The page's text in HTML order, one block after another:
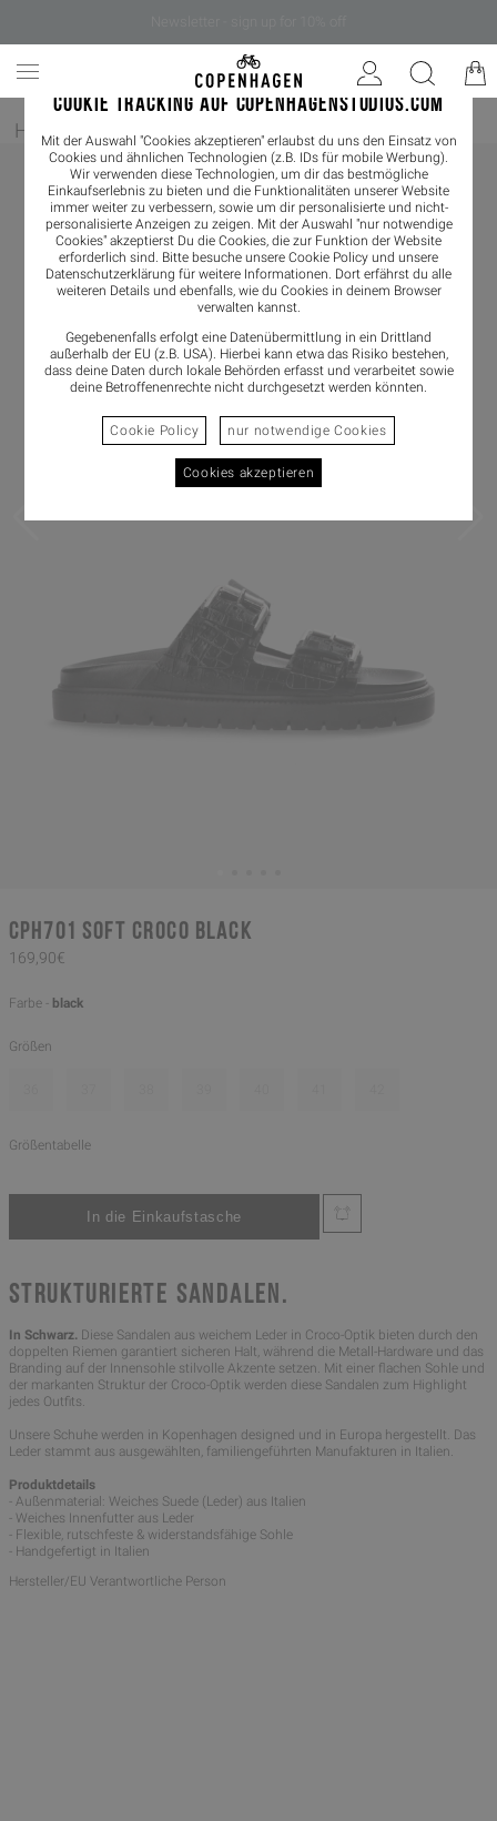
COOKIE TRACKING AUF COPENHAGENSTUDIOS.COM
Mit der Auswahl "Cookies akzeptieren" erlaubst du uns den Einsatz von
Cookies und ähnlichen Technologien (z.B. IDs für mobile Werbung).
Wir verwenden diese Technologien, um dir das bestmögliche
Einkaufserlebnis zu bieten und die Funktionalitäten unserer Website
immer weiter zu verbessern, sowie um dir personalisierte und nicht-
personalisierte Anzeigen zu zeigen. Mit der Auswahl "nur notwendige
Cookies" akzeptierst Du die Cookies, die zur Funktion der Website
erforderlich sind. Bitte besuche unsere Cookie Policy und unsere
Datenschutzerklärung für weitere Informationen. Dort erfährst du alle
weiteren Details und ebenfalls, wie du Cookies in deinem Browser
verwalten kannst.
Gegebenenfalls erfolgt eine Datenübermittlung in ein Drittland
außerhalb der EU (z.B. USA). Hierbei kann etwa das Risiko bestehen,
dass deine Daten durch lokale Behörden erfasst und verarbeitet sowie
deine Betroffenenrechte nicht durchgesetzt werden könnten.
Cookie Policy nur notwendige Cookies
Cookies akzeptieren
Home / Damen/ Sandals
CPH701 soft croco black
169,90€
Farbe - black
Größen
Größentabelle
STRUKTURIERTE SANDALEN.
In Schwarz. Diese Sandalen aus weichem Leder in Croco-Optik bieten durch den
doppelten Riemen garantiert sicheren Halt, während die Metall-Hardware und das
Branding auf der Innensohle stilvolle Akzente setzen. Mit einer flachen Sohle und
der markanten Struktur der Croco-Optik werden diese Sandalen zum Highlight
jedes Outfits.
Unsere Schuhe werden in Kopenhagen designed und in Europa hergestellt. Das
Leder stammt aus ausgewählten, familiengeführten Manufakturen in Italien.
Produktdetails
- Außenmaterial: Weiches Suede (Leder) aus Italien
- Weiches Innenfutter aus Leder
- Flexible, rutschfeste & widerstandsfähige Sohle
- Handgefertigt in Italien
Hersteller/EU Verantwortliche Person